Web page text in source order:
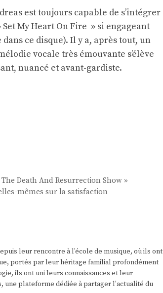
est toujours capable de s’intégrer
My Heart On Fire » si engageant
ce disque). Il y a, après tout, un
vocale très émouvante s’élève
nuancé et avant-gardiste.
Death And Resurrection Show »
mêmes sur la satisfaction
leur rencontre à l'école de musique, où ils ont
portés par leur héritage familial profondément
ils ont uni leurs connaissances et leur
une plateforme dédiée à partager l'actualité du